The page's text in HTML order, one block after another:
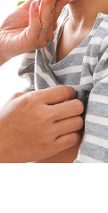
残業
休日
その他休日
社会保険